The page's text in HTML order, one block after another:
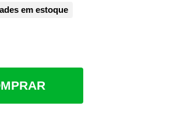
em estoque